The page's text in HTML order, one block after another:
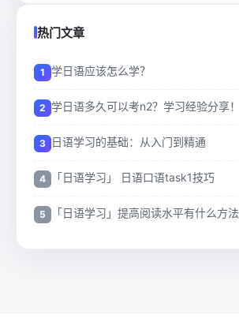
热门文章
学日语应该怎么学？
学日语多久可以考n2？学习经验分享！
日语学习的基础：从入门到精通
「日语学习」 日语口语task1技巧
「日语学习」提高阅读水平有什么方法